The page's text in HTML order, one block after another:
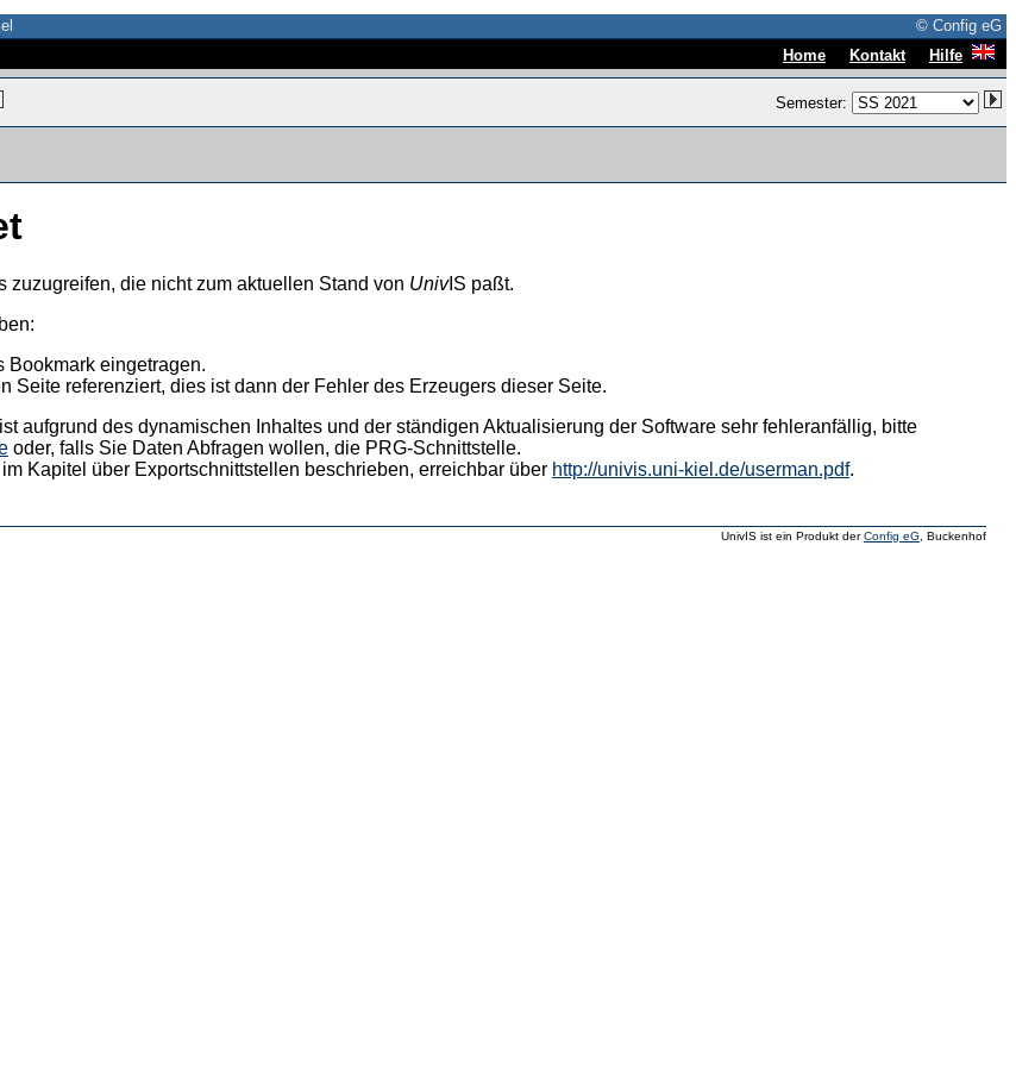
© Config eG
Home Kontakt Hilfe
Semester:
zuzugreifen, die nicht zum aktuellen Stand von UnivIS paßt.
Bookmark eingetragen.
Seite referenziert, dies ist dann der Fehler des Erzeugers dieser Seite.
aufgrund des dynamischen Inhaltes und der ständigen Aktualisierung der Software sehr fehleranfällig, bitte
oder, falls Sie Daten Abfragen wollen, die PRG-Schnittstelle.
Kapitel über Exportschnittstellen beschrieben, erreichbar über http://univis.uni-kiel.de/userman.pdf.
UnivIS ist ein Produkt derConfig eG , Buckenhof